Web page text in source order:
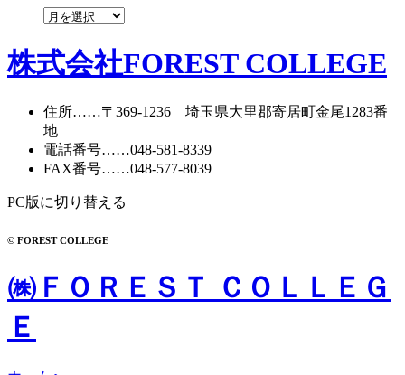
ー
ア
カ
イ
株式会社FOREST COLLEGE
住所……〒369-1236 埼玉県大里郡寄居町金尾1283番
地
電話番号……048-581-8339
FAX番号……048-577-8039
PC版に切り替える
© FOREST COLLEGE
㈱ＦＯＲＥＳＴ ＣＯＬＬＥＧ
Ｅ